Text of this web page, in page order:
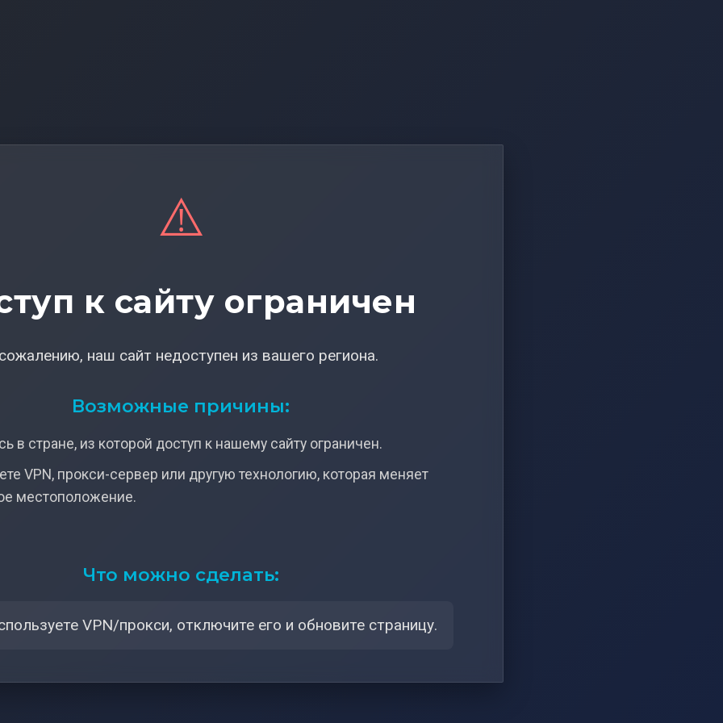
⚠️
к сайту ограничен
наш сайт недоступен из вашего региона.
Возможные причины:
в стране, из которой доступ к нашему сайту ограничен.
VPN, прокси-сервер или другую технологию, которая меняет
местоположение.
Что можно сделать:
VPN/прокси, отключите его и обновите страницу.